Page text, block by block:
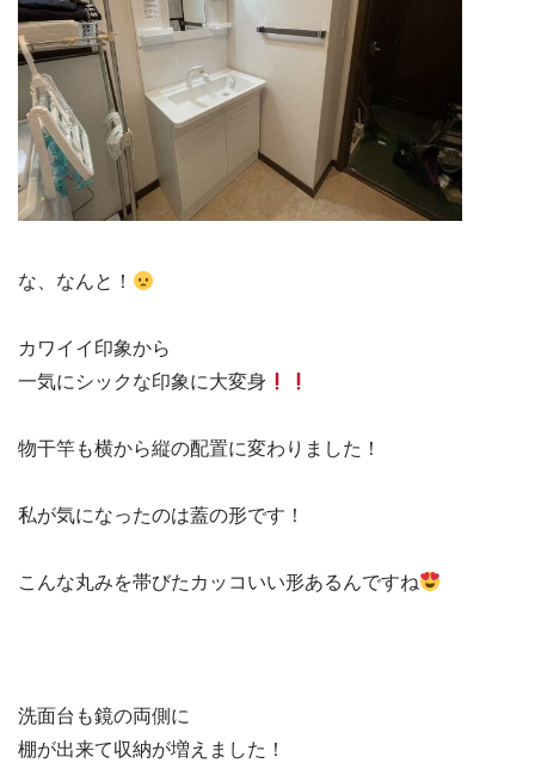
な、なんと！
カワイイ印象から
一気にシックな印象に大変身
物干竿も横から縦の配置に変わりました！
私が気になったのは蓋の形です！
こんな丸みを帯びたカッコいい形あるんですね
洗面台も鏡の両側に
棚が出来て収納が増えました！